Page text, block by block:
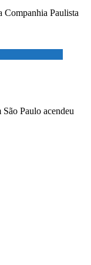
Companhia Paulista
Paulo acendeu